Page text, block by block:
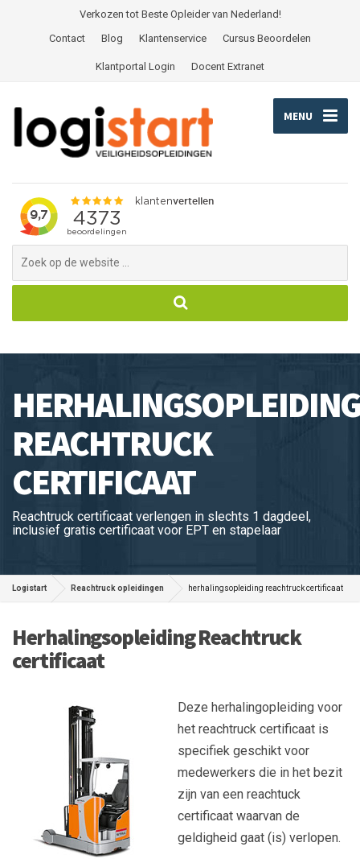
Verkozen tot Beste Opleider van Nederland!
Contact
Blog Klantenservice Cursus Beoordelen
Klantportal Login Docent Extranet
MENU
REACHTRUCK
CERTIFICAAT
Reachtruck certificaat verlengen in slechts 1 dagdeel,
inclusief gratis certificaat voor EPT en stapelaar
Logistart Reachtruck opleidingen herhalingsopleiding reachtruck certificaat
Herhalingsopleiding Reachtruck
certificaat
Deze herhalingopleiding voor
het reachtruck certificaat is
specifiek geschikt voor
medewerkers die in het bezit
zijn van een reachtuck
certificaat waarvan de
geldigheid gaat (is) verlopen.